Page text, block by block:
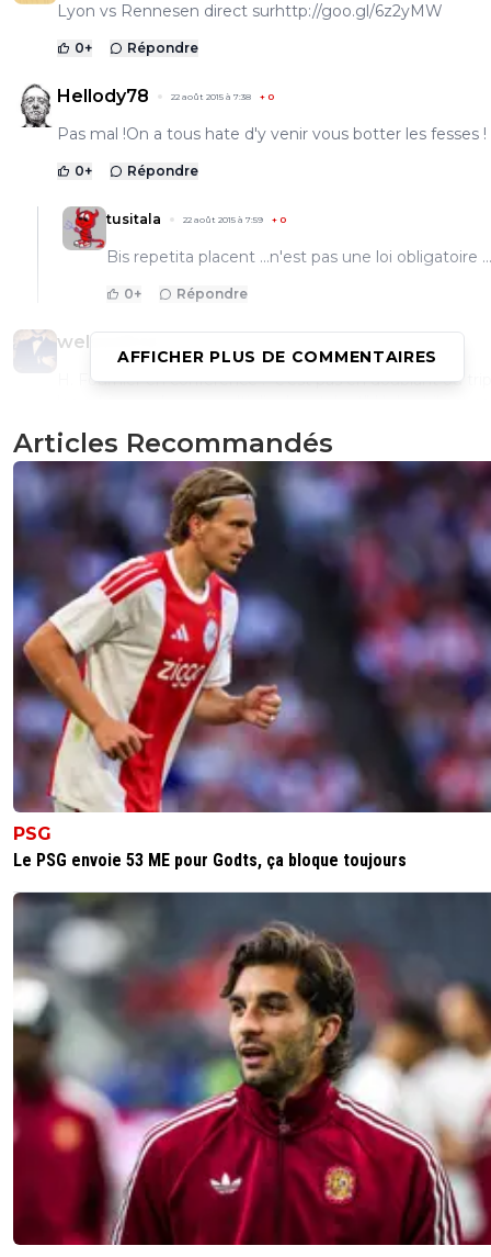
Lyon vs Rennesen direct surhttp://goo.gl/6z2yMW
0+ Répondre
Hellody78 22 août 2015 à 7:38 + 0
Pas mal !On a tous hate d'y venir vous botter les fesses
0+ Répondre
tusitala 22 août 2015 à 7:59 + 0
Bis repetita placent ...n'est pas une loi obligatoire ...
0+ Répondre
welsonfrcs
H. Fournier en conférence : "c'est pas en doublant ou
0+ Répondre
schirrermathieu 22 août 2015 à 8:06
ça fait déjà plusieurs jours qu'il a dit ça......
0+ Répondre
hervgonnot 22 août 2015 à 7:01
Denayeur à om franchement ça fait chier
0+ Répondre
22 août 2015 à 1:22 +0
maestrojuni-matuidichamo
Ok j'y vais aussiciao les potos
22 août 2015 à 1:20 +0
Bonne nuit poto ;)
0+ Répondre
adrian-wojnarowski 22 août 2015 à 1:19 +0
De même, bonne nuit
0+ Répondre
AFFICHER PLUS DE COMMENTAIRES
Articles Recommandés
PSG
Le PSG envoie 53 ME pour Godts, ça bloque toujours